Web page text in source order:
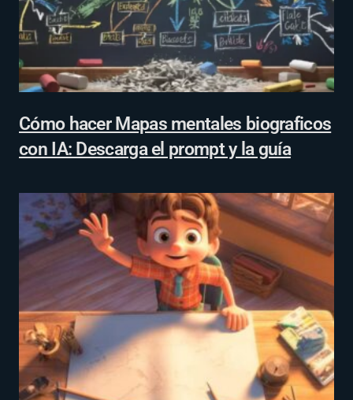
Cómo hacer Mapas mentales biograficos
con IA: Descarga el prompt y la guía